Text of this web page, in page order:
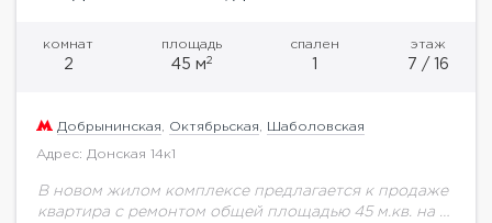
комнат
2
площадь
45 м2
спален
1
этаж
7 / 16
Добрынинская Октябрьская Шаболовская
Адрес: Донская 14к1
В новом жилом комплексе предлагается к продаже
квартира с ремонтом общей площадью 45 м.кв. на 7